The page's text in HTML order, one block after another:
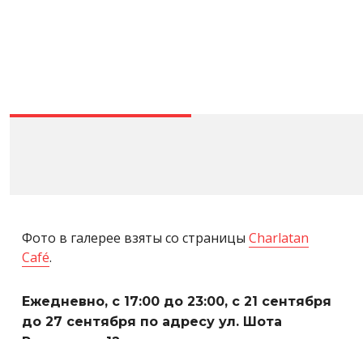
Фото в галерее взяты со страницы Charlatan
Café.
Ежедневно, с 17:00 до 23:00, с 21 сентября
до 27 сентября по адресу ул. Шота